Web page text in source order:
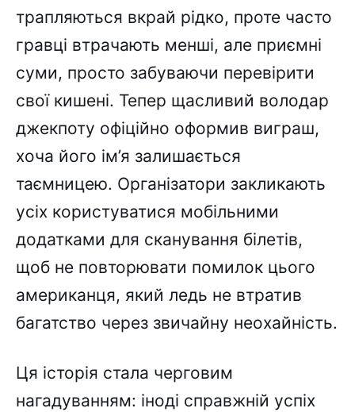
трапляються вкрай рідко, проте часто
гравці втрачають менші, але приємні
суми, просто забуваючи перевірити
свої кишені. Тепер щасливий володар
джекпоту офіційно оформив виграш,
хоча його ім’я залишається
таємницею. Організатори закликають
усіх користуватися мобільними
додатками для сканування білетів,
щоб не повторювати помилок цього
американця, який ледь не втратив
багатство через звичайну неохайність.
Ця історія стала черговим
нагадуванням: іноді справжній успіх